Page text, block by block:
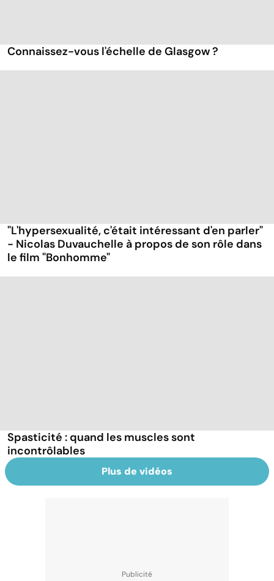
Connaissez-vous l'échelle de Glasgow ?
"L'hypersexualité, c'était intéressant d'en parler"
- Nicolas Duvauchelle à propos de son rôle dans
le film "Bonhomme"
Spasticité : quand les muscles sont
incontrôlables
Plus de vidéos